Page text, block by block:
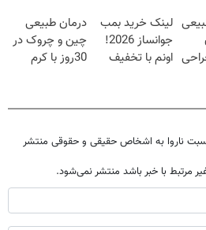
تخفیف سفارش
فوری)
لینک خرید بمب
جوانساز 2026!
اونم با تخفیف
درمان طبیعی
چین و چروک در
30روز با کرم
ناروا به اشخاص حقیقی و حقوقی منتشر
مرتبط با خبر باشد منتشر نمی‌شود.